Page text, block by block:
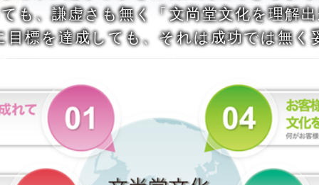
も、謙虚さも無く「文尚堂文化を理解
目標を達成しても、それは成功では無く